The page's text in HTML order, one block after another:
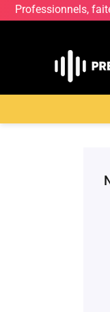
Professionnels,